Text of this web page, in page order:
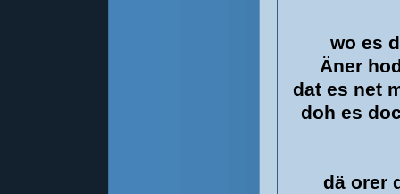
wo es
Äner
dat es net
doh es
dä orer